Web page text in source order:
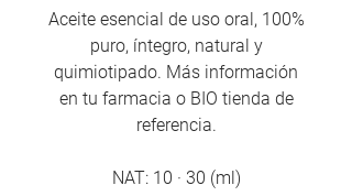
Aceite esencial de uso oral, 100%
puro, íntegro, natural y
quimiotipado. Más información
en tu farmacia o BIO tienda de
referencia.
NAT: 10 · 30 (ml)